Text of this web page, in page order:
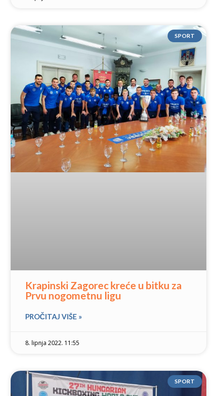
SPORT
Krapinski Zagorec kreće u bitku za
Prvu nogometnu ligu
PROČITAJ VIŠE »
8. lipnja 2022. 11:55
SPORT